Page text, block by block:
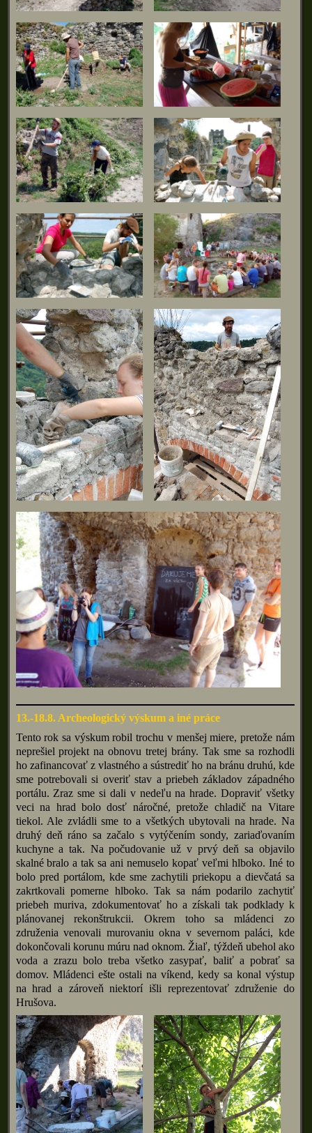
13.-18.8. Archeologický výskum a iné práce
Tento rok sa výskum robil trochu v menšej miere, pretože nám
neprešiel projekt na obnovu tretej brány. Tak sme sa rozhodli
ho zafinancovať z vlastného a sústrediť ho na bránu druhú, kde
sme potrebovali si overiť stav a priebeh základov západného
portálu. Zraz sme si dali v nedeľu na hrade. Dopraviť všetky
veci na hrad bolo dosť náročné, pretože chladič na Vitare
tiekol. Ale zvládli sme to a všetkých ubytovali na hrade. Na
druhý deň ráno sa začalo s vytýčením sondy, zariaďovaním
kuchyne a tak. Na počudovanie už v prvý deň sa objavilo
skalné bralo a tak sa ani nemuselo kopať veľmi hlboko. Iné to
bolo pred portálom, kde sme zachytili priekopu a dievčatá sa
zakrtkovali pomerne hlboko. Tak sa nám podarilo zachytiť
priebeh muriva, zdokumentovať ho a získali tak podklady k
plánovanej rekonštrukcii. Okrem toho sa mládenci zo
združenia venovali murovaniu okna v severnom paláci, kde
dokončovali korunu múru nad oknom. Žiaľ, týždeň ubehol ako
voda a zrazu bolo treba všetko zasypať, baliť a pobrať sa
domov. Mládenci ešte ostali na víkend, kedy sa konal výstup
na hrad a zároveň niektorí išli reprezentovať združenie do
Hrušova.